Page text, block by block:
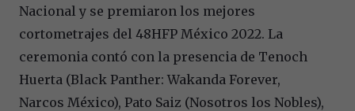
Nacional y se premiaron los mejores
cortometrajes del 48HFP México 2022. La
ceremonia contó con la presencia de Tenoch
Huerta (Black Panther: Wakanda Forever,
Narcos México), Pato Saiz (Nosotros los Nobles),